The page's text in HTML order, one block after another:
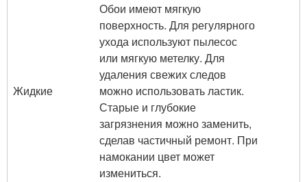
Жидкие
Обои имеют мягкую
поверхность. Для регулярного
ухода используют пылесос
или мягкую метелку. Для
удаления свежих следов
можно использовать ластик.
Старые и глубокие
загрязнения можно заменить,
сделав частичный ремонт. При
намокании цвет может
измениться.